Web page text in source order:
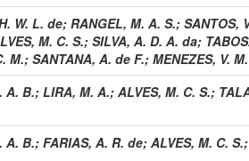
W. L. de; RANGEL, M. A. S.; SANTOS,
M. C. S.; SILVA, A. D. A. da;
M.; SANTANA, A. de F.; MENEZES, V.
A. B.; LIRA, M. A.; ALVES, M. C. S.;
A. B.; FARIAS, A. R. de; ALVES, M. C. S.;